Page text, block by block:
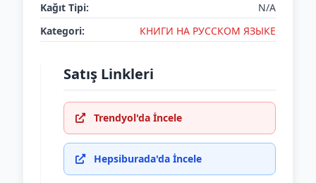
Kağıt Tipi:
N/A
Kategori:
КНИГИ НА РУССКОМ ЯЗЫКЕ
Satış Linkleri
Trendyol'da İncele
Hepsiburada'da İncele